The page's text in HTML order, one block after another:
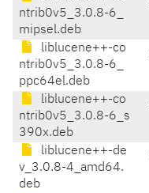
ntrib0v5_3.0.8-6_
mipsel.deb
liblucene++-co
ntrib0v5_3.0.8-6_
ppc64el.deb
liblucene++-co
ntrib0v5_3.0.8-6_s
390x.deb
liblucene++-de
v_3.0.8-4_amd64.
deb